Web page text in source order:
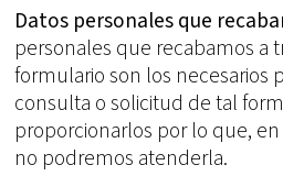
Datos personales que
personales que recabamos a
formulario son los necesarios
consulta o solicitud de tal
proporcionarlos por lo que,
no podremos atenderla.